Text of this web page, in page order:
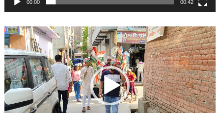
00:00 00:42
Video
Player